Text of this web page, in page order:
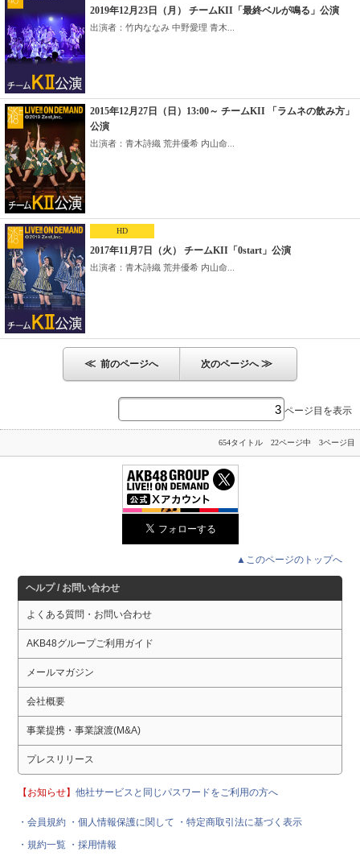
2019年12月23日（月） チームKII「最終ベルが鳴る」公演
出演者：竹内ななみ 中野愛理 青木...
2015年12月27日（日）13:00～ チームKII 「ラムネの飲み方」
公演
出演者：青木詩織 荒井優希 内山命...
HD
2017年11月7日（火） チームKII「0start」公演
出演者：青木詩織 荒井優希 内山命...
≪ 前のページへ 次のページへ≫
ページ目を表示
654タイトル 22ページ中 3ページ目
▲このページのトップへ
ヘルプ / お問い合わせ
よくある質問・お問い合わせ
AKB48グループご利用ガイド
メールマガジン
会社概要
事業提携・事業譲渡(M&A)
プレスリリース
【お知らせ】他社サービスと同じパスワードをご利用の方へ
・会員規約 ・個人情報保護に関して
・特定商取引法に基づく表示
・規約一覧 ・採用情報